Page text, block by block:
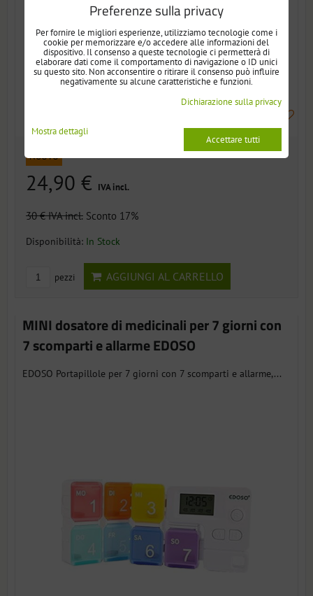
NUOVO
24,90 € IVA incl.
30 €IVA incl. Sconto 17%
Disponibilità: In Stock
pezzi AGGIUNGI AL CARRELLO
MINI dosatore di medicinali per 7 giorni con
7 scomparti e allarme EDOSO
EDOSO Portapillole per 7 giorni con 7 scomparti e allarme,...
Preferenze sulla privacy
Per fornire le migliori esperienze, utilizziamo tecnologie come i
cookie per memorizzare e/o accedere alle informazioni del
dispositivo. Il consenso a queste tecnologie ci permetterà di
elaborare dati come il comportamento di navigazione o ID unici
su questo sito. Non acconsentire o ritirare il consenso può influire
negativamente su alcune caratteristiche e funzioni.
Dichiarazione sulla privacy
Mostra dettagli
Accettare tutti